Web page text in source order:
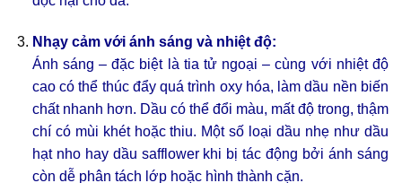
Nhạy cảm với ánh sáng và nhiệt độ:
Ánh sáng – đặc biệt là tia tử ngoại – cùng với nhiệt độ
cao có thể thúc đẩy quá trình oxy hóa, làm dầu nền biến
chất nhanh hơn. Dầu có thể đổi màu, mất độ trong, thậm
chí có mùi khét hoặc thiu. Một số loại dầu nhẹ như dầu
hạt nho hay dầu safflower khi bị tác động bởi ánh sáng
còn dễ phân tách lớp hoặc hình thành cặn.